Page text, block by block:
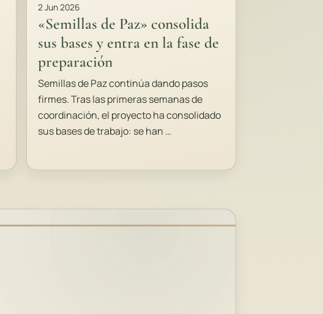
2 Jun 2026
«Semillas de Paz» consolida
sus bases y entra en la fase de
preparación
Semillas de Paz continúa dando pasos
firmes. Tras las primeras semanas de
coordinación, el proyecto ha consolidado
sus bases de trabajo: se han …